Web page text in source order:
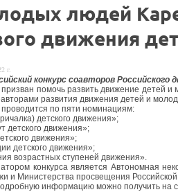
людей
движения
г.
конкурс соавторов
призван помочь развить движение детей
развития движения детей и
проводится по пяти номинациям:
детского движения»;
детского движения»;
движения»;
детского движения»;
возрастных ступеней движения».
конкурса является Автономная
и Министерства просвещения
информацию можно получить на